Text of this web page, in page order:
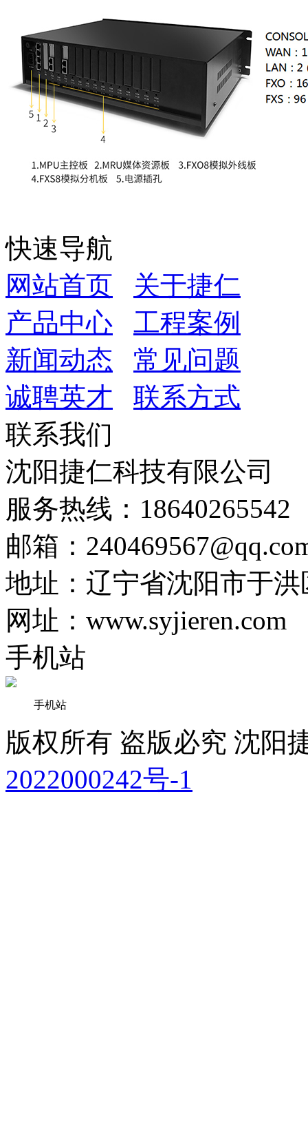
快速导航
网站首页
关于捷仁
产品中心
工程案例
新闻动态
常见问题
诚聘英才
联系方式
联系我们
沈阳捷仁科技有限公司
服务热线：18640265542
邮箱：
地址：辽宁省沈阳市于
网址：www.syjieren.com
手机站
手机站
版权所有 盗版必究 沈
2022000242号-1